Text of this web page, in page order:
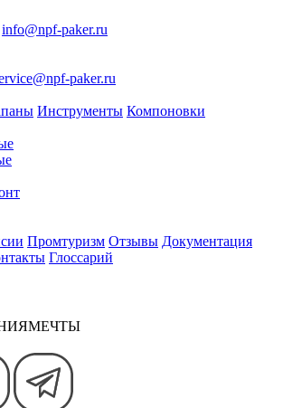
info@npf-paker.ru
paker.ru
Инструменты Компоновки
Промтуризм Отзывы Документация
Глоссарий